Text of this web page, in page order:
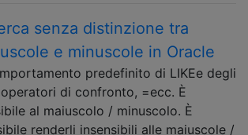
senza distinzione tra
e minuscole in Oracle
predefinito di LIKEe degli
di confronto, =ecc. È
al maiuscolo / minuscolo. È
renderli insensibili alle maiuscole /